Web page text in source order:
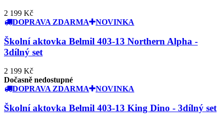
2 199 Kč
DOPRAVA ZDARMA
NOVINKA
Školní aktovka Belmil 403-13 Northern Alpha -
3dílný set
2 199 Kč
Dočasně nedostupné
DOPRAVA ZDARMA
NOVINKA
Školní aktovka Belmil 403-13 King Dino - 3dílný set